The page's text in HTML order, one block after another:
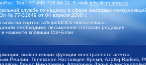
Тел.: +7 495 718-84-11, E-mail:info@infoshos.ru
службе по надзору в сфере массовых
№ 77-31649 от 04 апреля 2008 г.
на портал «ИнфоШОС» обязательна.
необходимо письменное согласие редакции
нажмите клавиши Ctrl+Enter
выполняющих функции иностранного агента:
Телеканал Настоящее Время, Azatliq